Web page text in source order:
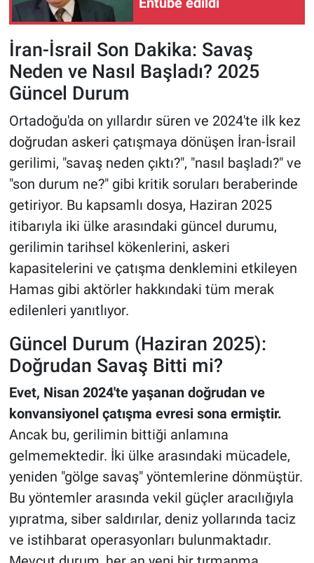
İran-İsrail Son Dakika: Savaş
Neden ve Nasıl Başladı? 2025
Güncel Durum
Ortadoğu'da on yıllardır süren ve 2024'te ilk kez
doğrudan askeri çatışmaya dönüşen İran-İsrail
gerilimi, "savaş neden çıktı?", "nasıl başladı?" ve
"son durum ne?" gibi kritik soruları beraberinde
getiriyor. Bu kapsamlı dosya, Haziran 2025
itibarıyla iki ülke arasındaki güncel durumu,
gerilimin tarihsel kökenlerini, askeri
kapasitelerini ve çatışma denklemini etkileyen
Hamas gibi aktörler hakkındaki tüm merak
edilenleri yanıtlıyor.
Güncel Durum (Haziran 2025):
Doğrudan Savaş Bitti mi?
Evet, Nisan 2024'te yaşanan doğrudan ve
konvansiyonel çatışma evresi sona ermiştir.
Ancak bu, gerilimin bittiği anlamına
gelmemektedir. İki ülke arasındaki mücadele,
yeniden "gölge savaş" yöntemlerine dönmüştür.
Bu yöntemler arasında vekil güçler aracılığıyla
yıpratma, siber saldırılar, deniz yollarında taciz
ve istihbarat operasyonları bulunmaktadır.
Haber
İlan
Kimdir
Koronavirüs
Kültür Sanat
Ne demişti
Nedir
Popüler
Programlar
Sağlık
Spor
Teknoloji
Türkiye'nin Geleceği
Türkiye'nin Gündemi
Yerel Gündem
Yerel Yaşam